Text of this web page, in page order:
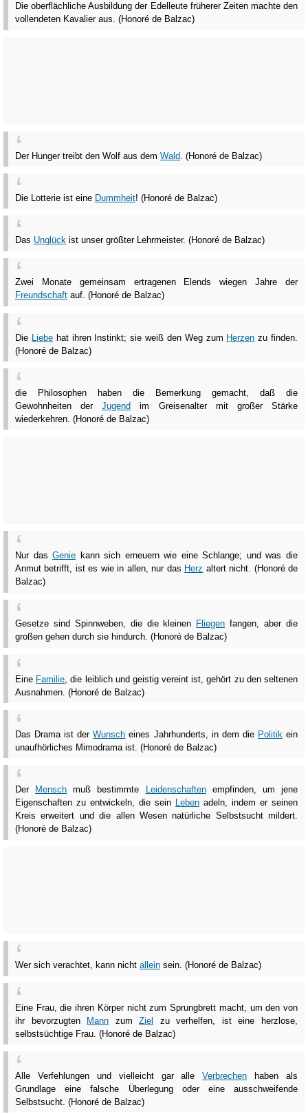
Die oberflächliche Ausbildung der Edelleute früherer Zeiten machte den
vollendeten Kavalier aus. (Honoré de Balzac)
Der Hunger treibt den Wolf aus dem Wald . (Honoré de Balzac)
Die Lotterie ist eine Dummheit! (Honoré de Balzac)
Das Unglück ist unser größter Lehrmeister. (Honoré de Balzac)
Zwei Monate gemeinsam ertragenen Elends wiegen Jahre der
Freundschaft auf. (Honoré de Balzac)
Die Liebehat ihren Instinkt; sie weiß den Weg zum Herzen zu finden.
(Honoré de Balzac)
die Philosophen haben die Bemerkung gemacht, daß die
Gewohnheiten derJugend im Greisenalter mit großer Stärke
wiederkehren. (Honoré de Balzac)
Nur dasGenie kann sich erneuern wie eine Schlange; und was die
Anmut betrifft, ist es wie in allen, nur das Herz altert nicht. (Honoré de
Balzac)
Gesetze sind Spinnweben, die die kleinen Fliegen fangen, aber die
großen gehen durch sie hindurch. (Honoré de Balzac)
Eine Familie , die leiblich und geistig vereint ist, gehört zu den seltenen
Ausnahmen. (Honoré de Balzac)
Das Drama ist derWunsch eines Jahrhunderts, in dem die Politik ein
unaufhörliches Mimodrama ist. (Honoré de Balzac)
Der Mensch muß bestimmte Leidenschaftenempfinden, um jene
Eigenschaften zu entwickeln, die sein Leben adeln, indem er seinen
Kreis erweitert und die allen Wesen natürliche Selbstsucht mildert.
(Honoré de Balzac)
Wer sich verachtet, kann nicht allein sein. (Honoré de Balzac)
Eine Frau, die ihren Körper nicht zum Sprungbrett macht, um den von
ihr bevorzugten Mann zumZiel zu verhelfen, ist eine herzlose,
selbstsüchtige Frau. (Honoré de Balzac)
Alle Verfehlungen und vielleicht gar alleVerbrechen haben als
Grundlage eine falsche Überlegung oder eine ausschweifende
Selbstsucht. (Honoré de Balzac)